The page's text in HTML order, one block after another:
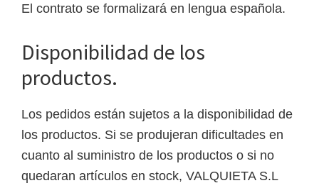
El contrato se formalizará en lengua española.
Disponibilidad de los
productos.
Los pedidos están sujetos a la disponibilidad de
los productos. Si se produjeran dificultades en
cuanto al suministro de los productos o si no
quedaran artículos en stock, VALQUIETA S.L